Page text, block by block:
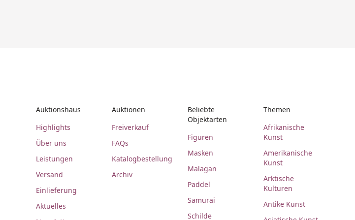
Auktionshaus
Highlights
Über uns
Leistungen
Versand
Einlieferung
Aktuelles
Auktionen
Freiverkauf
FAQs
Katalogbestellung
Archiv
Beliebte
Objektarten
Figuren
Masken
Malagan
Paddel
Samurai
Schilde
Themen
Afrikanische
Kunst
Amerikanische
Kunst
Arktische
Kulturen
Antike Kunst